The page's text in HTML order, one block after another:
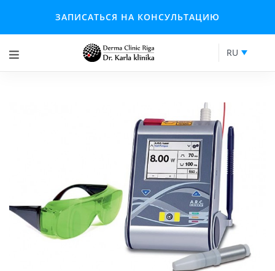
ЗАПИСАТЬСЯ НА КОНСУЛЬТАЦИЮ
RU